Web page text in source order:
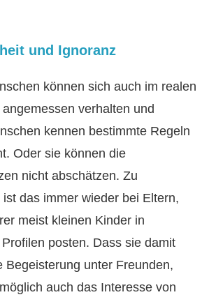
und Ignoranz
können sich auch im realen
verhalten und
kennen bestimmte Regeln
Oder sie können die
nicht abschätzen. Zu
ist das immer wieder bei Eltern,
meist kleinen Kinder in
posten. Dass sie damit
Begeisterung unter Freunden,
auch das Interesse von